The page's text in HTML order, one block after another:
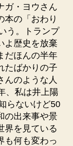
ガ・ヨウさん
本の「おわり
う。トランプ
よ歴史を放棄
だほんの半年
たばかりの子
んのような人
、私は井上陽
らないけど50
の出来事や景
界を見ている
も何も変わっ